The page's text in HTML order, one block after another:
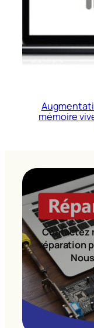
mémoire
Contactez
réparation